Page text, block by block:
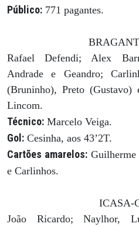
Público: 771 pagantes.
Rafael Defendi; Alex
Andrade e Geandro;
(Bruninho), Preto
Lincom.
Técnico: Marcelo Veiga.
Gol: Cesinha, aos 43’2T.
Cartões amarelos:
e Carlinhos.
ICASA-
João Ricardo; Naylhor,